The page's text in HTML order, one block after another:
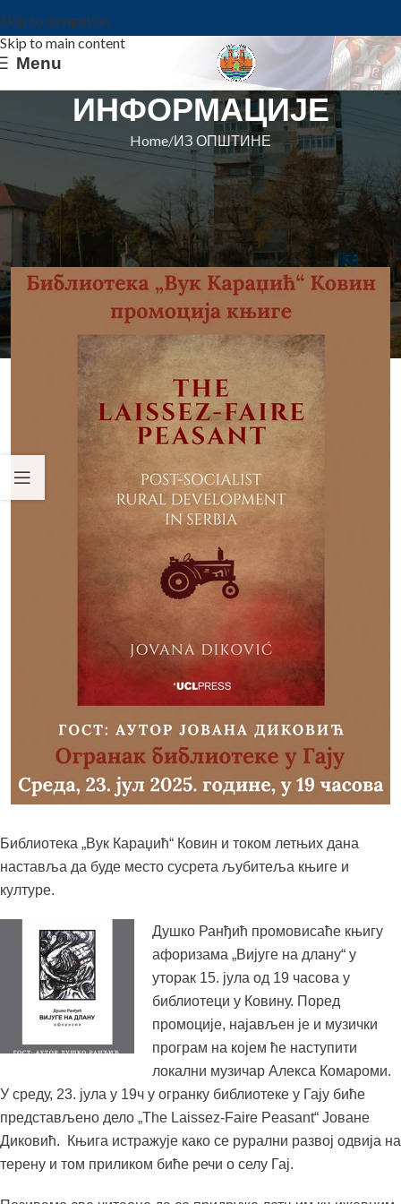
Skip to navigation
Skip to main content
Menu
ИНФОРМАЦИЈЕ
Home ИЗ ОПШТИНЕ
ИЗ ОПШТИНЕ
Јулски програм: Вече афоризама
у Ковину и промоција књиге у Гају
Општина Ковин On 14. jul 2025.
Библиотека „Вук Караџић“ Ковин и током летњих дана
наставља да буде место сусрета љубитеља књиге и
културе.
Душко Ранђић промовисаће књигу
афоризама „Вијуге на длану“ у
уторак 15. јула од 19 часова у
библиотеци у Ковину. Поред
промоције, најављен је и музички
програм на којем ће наступити
локални музичар Алекса Комароми.
У среду, 23. јула у 19ч у огранку библиотеке у Гају биће
представљено дело „The Laissez-Faire Peasant“ Јоване
Диковић. Књига истражује како се рурални развој одвија на
терену и том приликом биће речи о селу Гај.